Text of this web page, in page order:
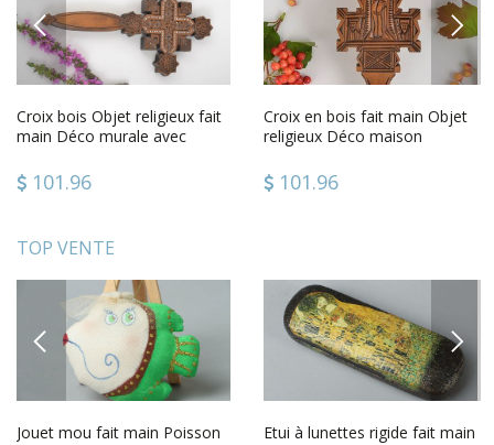
PREVIOUS
Croix bois Objet religieux fait
main Déco murale avec
101.96
Croix en bois fait main Objet
religieux Déco maison
101.96
NEXT
TOP VENTE
PREVIOUS
Jouet mou fait main Poisson
Etui à lunettes rigide fait main
NEXT